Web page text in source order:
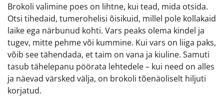
Brokoli valimine poes on lihtne, kui tead, mida otsida.
Otsi tihedaid, tumerohelisi õisikuid, millel pole kollakaid
laike ega närbunud kohti. Vars peaks olema kindel ja
tugev, mitte pehme või kummine. Kui vars on liiga paks,
võib see tähendada, et taim on vana ja kiuline. Samuti
tasub tähelepanu pöörata lehtedele – kui need on alles
ja näevad värsked välja, on brokoli tõenäoliselt hiljuti
korjatud.